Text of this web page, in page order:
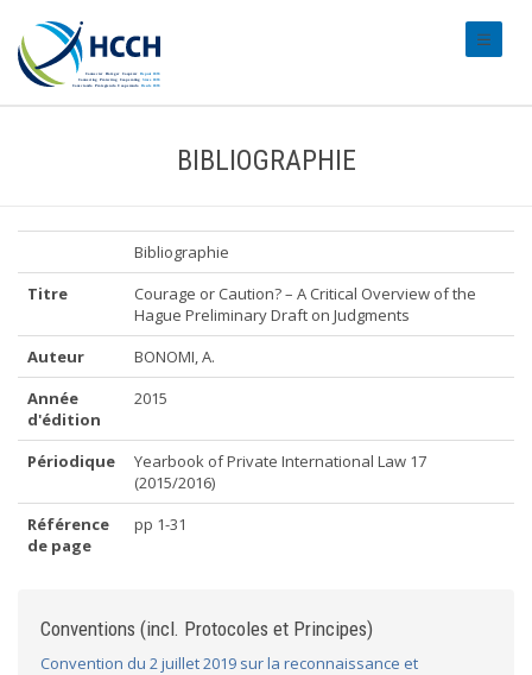
BIBLIOGRAPHIE
Bibliographie
Titre
Courage or Caution? – A Critical Overview of the
Hague Preliminary Draft on Judgments
Auteur
BONOMI, A.
Année
d'édition
2015
Périodique
Yearbook of Private International Law 17
(2015/2016)
Référence
de page
pp 1-31
Conventions (incl. Protocoles et Principes)
Convention du 2 juillet 2019 sur la reconnaissance et